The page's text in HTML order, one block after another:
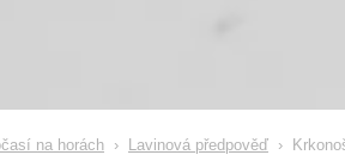
na horách › Lavinová předpověď ›